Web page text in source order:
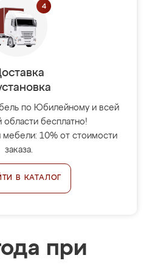
по Юбилейному и всей
области бесплатно!
10% от стоимости
заказа.
В КАТАЛОГ
при